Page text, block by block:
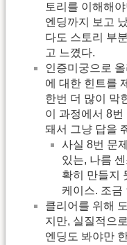
토리를 이해해
엔딩까지 보고
다도 스토리 부
고 느꼈다.
인증미궁으로
에 대한 힌트를
한번 더 많이 막
이 과정에서 8
돼서 그냥 답을
사실 8번 문
있는, 나름
확히 만들지
케이스. 조금
클리어를 위해
지만, 실질적으
엔딩도 봐야만